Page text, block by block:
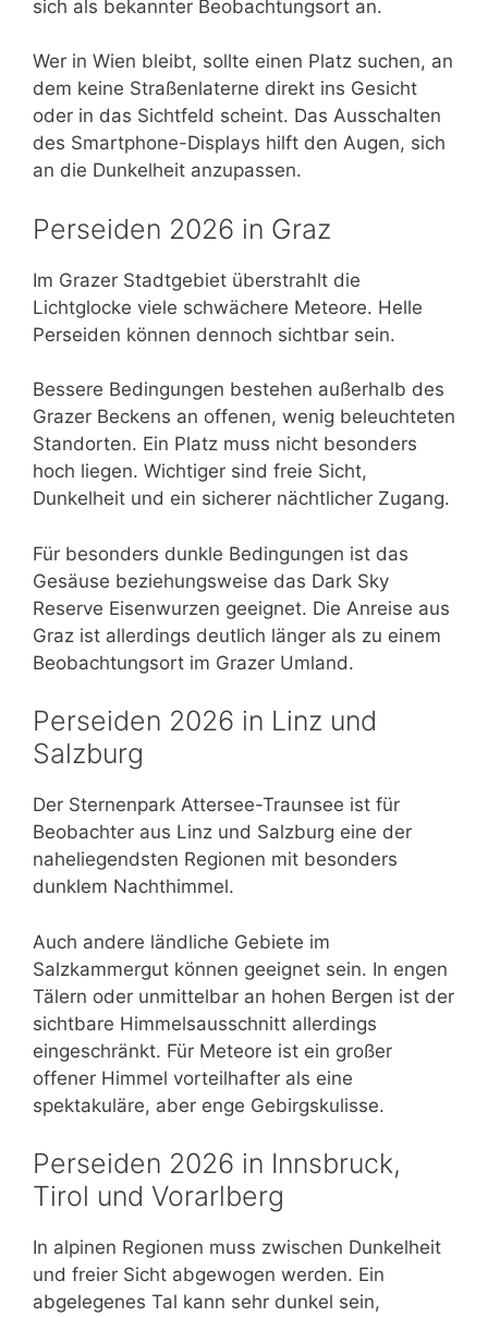
sich als bekannter Beobachtungsort an.
Wer in Wien bleibt, sollte einen Platz suchen, an
dem keine Straßenlaterne direkt ins Gesicht
oder in das Sichtfeld scheint. Das Ausschalten
des Smartphone-Displays hilft den Augen, sich
an die Dunkelheit anzupassen.
Perseiden 2026 in Graz
Im Grazer Stadtgebiet überstrahlt die
Lichtglocke viele schwächere Meteore. Helle
Perseiden können dennoch sichtbar sein.
Bessere Bedingungen bestehen außerhalb des
Grazer Beckens an offenen, wenig beleuchteten
Standorten. Ein Platz muss nicht besonders
hoch liegen. Wichtiger sind freie Sicht,
Dunkelheit und ein sicherer nächtlicher Zugang.
Für besonders dunkle Bedingungen ist das
Gesäuse beziehungsweise das Dark Sky
Reserve Eisenwurzen geeignet. Die Anreise aus
Graz ist allerdings deutlich länger als zu einem
Beobachtungsort im Grazer Umland.
Perseiden 2026 in Linz und
Salzburg
Der Sternenpark Attersee-Traunsee ist für
Beobachter aus Linz und Salzburg eine der
naheliegendsten Regionen mit besonders
dunklem Nachthimmel.
Auch andere ländliche Gebiete im
Salzkammergut können geeignet sein. In engen
Tälern oder unmittelbar an hohen Bergen ist der
sichtbare Himmelsausschnitt allerdings
eingeschränkt. Für Meteore ist ein großer
offener Himmel vorteilhafter als eine
spektakuläre, aber enge Gebirgskulisse.
Perseiden 2026 in Innsbruck,
Tirol und Vorarlberg
In alpinen Regionen muss zwischen Dunkelheit
und freier Sicht abgewogen werden. Ein
abgelegenes Tal kann sehr dunkel sein,